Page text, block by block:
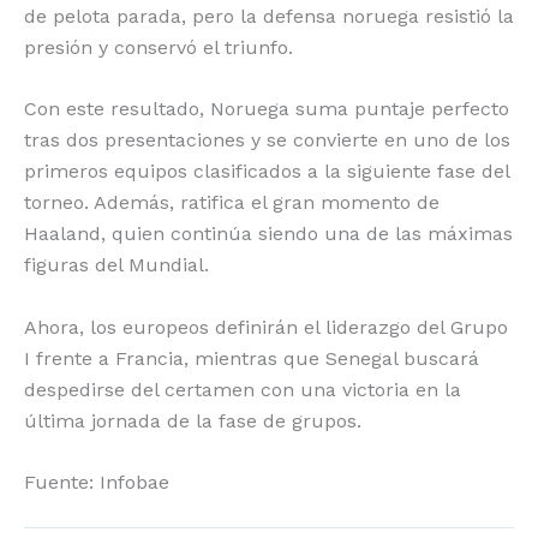
de pelota parada, pero la defensa noruega resistió la
presión y conservó el triunfo.
Con este resultado, Noruega suma puntaje perfecto
tras dos presentaciones y se convierte en uno de los
primeros equipos clasificados a la siguiente fase del
torneo. Además, ratifica el gran momento de
Haaland, quien continúa siendo una de las máximas
figuras del Mundial.
Ahora, los europeos definirán el liderazgo del Grupo
I frente a Francia, mientras que Senegal buscará
despedirse del certamen con una victoria en la
última jornada de la fase de grupos.
Fuente: Infobae